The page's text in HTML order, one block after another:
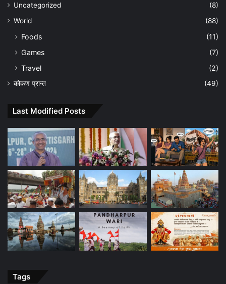
Uncategorized
(8)
World
(88)
Foods
(11)
Games
(7)
Travel
(2)
कोकण प्रान्त (49)
Last Modified Posts
Tags